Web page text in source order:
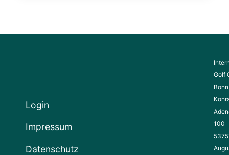
Login
Impressum
Datenschutz
Golf
100